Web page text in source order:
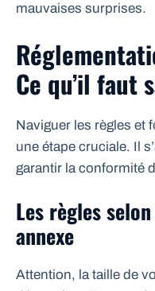
mauvaises surprises.
Ce qu’il faut
Naviguer les règles et
une étape cruciale. Il
garantir la conformité
Les règles
annexe
Attention, la taille de